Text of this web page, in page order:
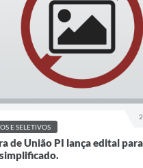
E SELETIVOS
de União PI lança edital